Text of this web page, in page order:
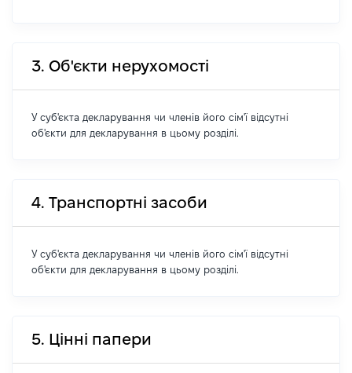
3. Об'єкти нерухомості
У суб'єкта декларування чи членів його сім'ї відсутні
об'єкти для декларування в цьому розділі.
4. Транспортні засоби
У суб'єкта декларування чи членів його сім'ї відсутні
об'єкти для декларування в цьому розділі.
5. Цінні папери